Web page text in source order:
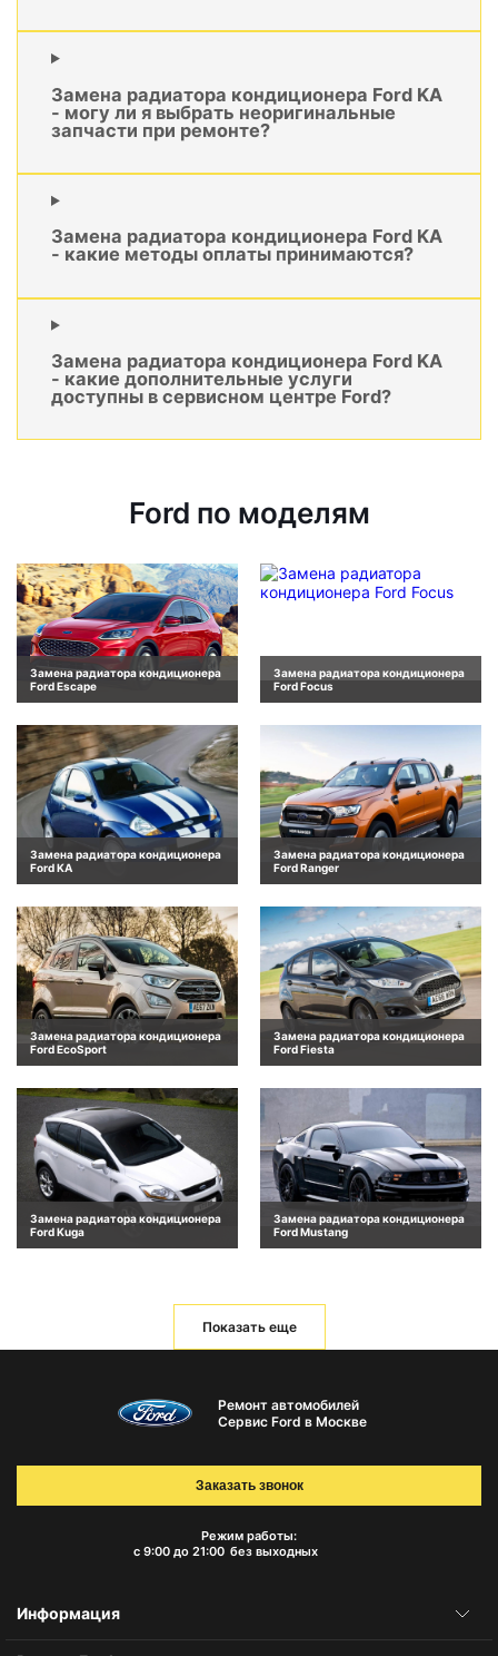
Замена радиатора кондиционера Ford KA
- могу ли я выбрать неоригинальные
запчасти при ремонте?
Замена радиатора кондиционера Ford KA
- какие методы оплаты принимаются?
Замена радиатора кондиционера Ford KA
- какие дополнительные услуги
доступны в сервисном центре Ford?
Ford по моделям
Замена радиатора кондиционера
Ford Escape
Замена радиатора кондиционера
Ford Focus
Замена радиатора кондиционера
Ford KA
Замена радиатора кондиционера
Ford Ranger
Замена радиатора кондиционера
Ford EcoSport
Замена радиатора кондиционера
Ford Fiesta
Замена радиатора кондиционера
Ford Kuga
Замена радиатора кондиционера
Ford Mustang
Показать еще
Ремонт автомобилей
Сервис Ford в Москве
Режим работы:
с 9:00 до 21:00 без выходных
Заказать звонок
Информация